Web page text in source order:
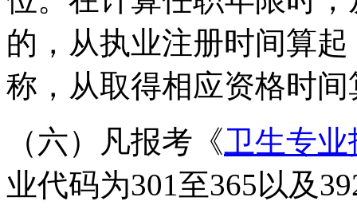
的，从执业注册时间算
称，从取得相应资格时间
（六）凡报考《卫生专
业代码为301至365以及